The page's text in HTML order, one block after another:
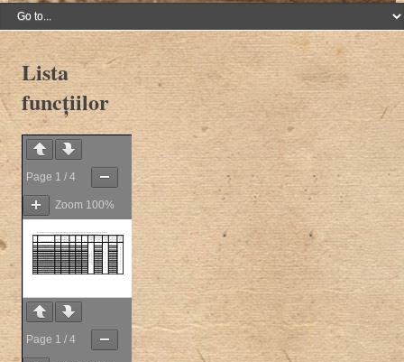
Lista
funcțiilor
Page 1 /4
Zoom 100%
Page 1 /4